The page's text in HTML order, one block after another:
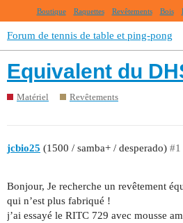
Boutique Raquettes Revêtements Bois
Forum de tennis de table et ping-pong
Equivalent du
Matériel Revêtements
jcbio25 (1500 / samba+ / desperado) #1
Bonjour, Je recherche un revêtement
qui n’est plus fabriqué !
j’ai essayé le RITC 729 avec mousse